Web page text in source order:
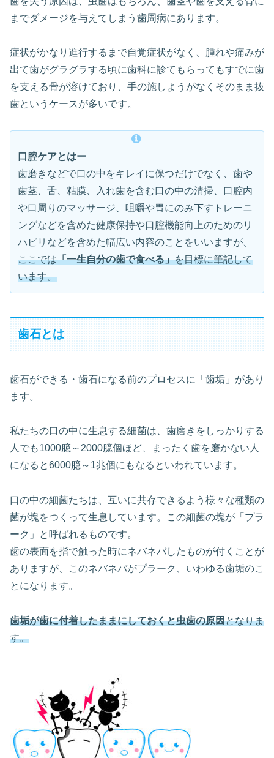
までダメージを与えてしまう歯周病にあります。
症状がかなり進行するまで自覚症状がなく、腫れや痛みが
出て歯がグラグラする頃に歯科に診てもらってもすでに歯
を支える骨が溶けており、手の施しようがなくそのまま抜
歯というケースが多いです。
口腔ケアとはー
歯磨きなどで口の中をキレイに保つだけでなく、歯や
歯茎、舌、粘膜、入れ歯を含む口の中の清掃、口腔内
や口周りのマッサージ、咀嚼や胃にのみ下すトレーニ
ングなどを含めた健康保持や口腔機能向上のためのリ
ハビリなどを含めた幅広い内容のことをいいますが、
ここでは「一生自分の歯で食べる」を目標に筆記して
います。
歯石とは
歯石ができる・歯石になる前のプロセスに「歯垢」があり
ます。
私たちの口の中に生息する細菌は、歯磨きをしっかりする
人でも1000臆～2000臆個ほど、まったく歯を磨かない人
になると6000臆～1兆個にもなるといわれています。
口の中の細菌たちは、互いに共存できるよう様々な種類の
菌が塊をつくって生息しています。この細菌の塊が「プラ
ーク」と呼ばれるものです。
歯の表面を指で触った時にネバネバしたものが付くことが
ありますが、このネバネバがプラーク、いわゆる歯垢のこ
とになります。
歯垢が歯に付着したままにしておくと虫歯の原因となりま
す。